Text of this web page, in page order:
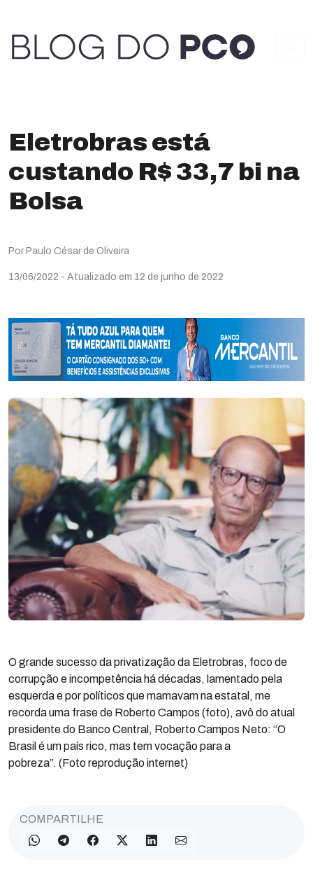
Eletrobras está
custando R$ 33,7 bi na
Bolsa
Por Paulo César de Oliveira
13/06/2022 - Atualizado em 12 de junho de 2022
O grande sucesso da privatização da Eletrobras, foco de
corrupção e incompetência há décadas, lamentado pela
esquerda e por políticos que mamavam na estatal, me
recorda uma frase de Roberto Campos (foto), avô do atual
presidente do Banco Central, Roberto Campos Neto: “O
Brasil é um país rico, mas tem vocação para a
pobreza”. (Foto reprodução internet)
COMPARTILHE